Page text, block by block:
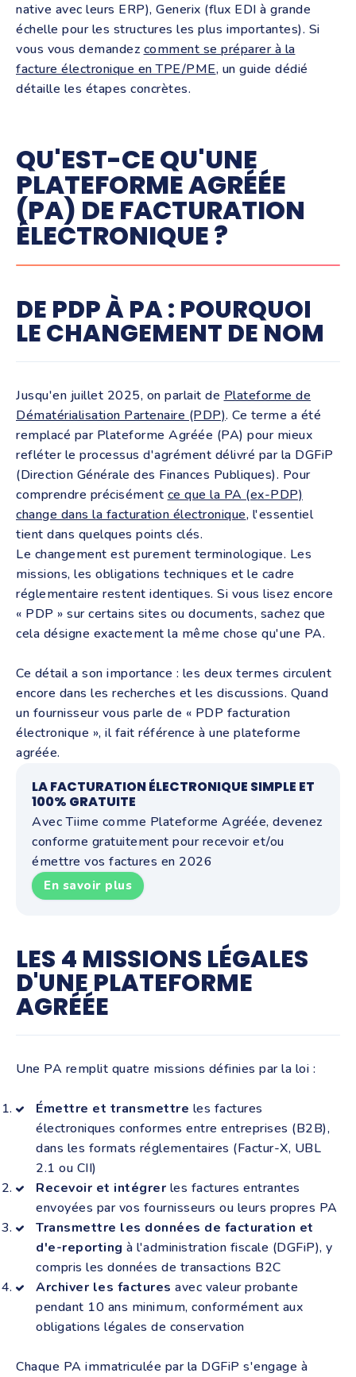
native avec leurs ERP), Generix (flux EDI à grande
échelle pour les structures les plus importantes). Si
vous vous demandez comment se préparer à la
facture électronique en TPE/PME, un guide dédié
détaille les étapes concrètes.
QU'EST-CE QU'UNE
PLATEFORME AGRÉÉE
(PA) DE FACTURATION
ÉLECTRONIQUE ?
DE PDP À PA : POURQUOI
LE CHANGEMENT DE NOM
Jusqu'en juillet 2025, on parlait de Plateforme de
Dématérialisation Partenaire (PDP). Ce terme a été
remplacé par Plateforme Agréée (PA) pour mieux
refléter le processus d'agrément délivré par la DGFiP
(Direction Générale des Finances Publiques). Pour
comprendre précisément ce que la PA (ex-PDP)
change dans la facturation électronique, l'essentiel
tient dans quelques points clés.
Le changement est purement terminologique. Les
missions, les obligations techniques et le cadre
réglementaire restent identiques. Si vous lisez encore
« PDP » sur certains sites ou documents, sachez que
cela désigne exactement la même chose qu'une PA.
Ce détail a son importance : les deux termes circulent
encore dans les recherches et les discussions. Quand
un fournisseur vous parle de « PDP facturation
électronique », il fait référence à une plateforme
agréée.
LA FACTURATION ÉLECTRONIQUE SIMPLE ET
100% GRATUITE
Avec Tiime comme Plateforme Agréée, devenez
conforme gratuitement pour recevoir et/ou
émettre vos factures en 2026
En savoir plus
LES 4 MISSIONS LÉGALES
D'UNE PLATEFORME
AGRÉÉE
Une PA remplit quatre missions définies par la loi :
Émettre et transmettre les factures
électroniques conformes entre entreprises (B2B),
dans les formats réglementaires (Factur-X, UBL
2.1 ou CII)
Recevoir et intégrer les factures entrantes
envoyées par vos fournisseurs ou leurs propres PA
Transmettre les données de facturation et
d'e-reporting à l'administration fiscale (DGFiP), y
compris les données de transactions B2C
Archiver les factures avec valeur probante
pendant 10 ans minimum, conformément aux
obligations légales de conservation
Chaque PA immatriculée par la DGFiP s'engage à